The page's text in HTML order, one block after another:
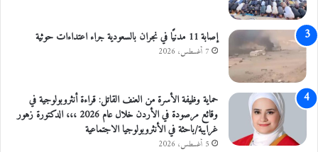
إصابة 11 مدنيًا في نجران بالسعودية جراء اعتداءات حوثية
7 أغسطس، 2026
حماية وظيفة الأسرة من العنف القاتل: قراءة أنثروبولوجية في
وقائع مرصودة في الأردن خلال عام 2026 ،،، الدكتورة زهور
غرايبة/باحثة في الأنثروبولوجيا الاجتماعية
5 أغسطس، 2026